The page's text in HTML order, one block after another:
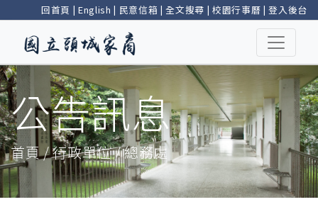
回首頁 | English | 民意信箱 |全文搜尋 | 校園行事曆 |登入後台
公告訊息
首頁 / 行政單位 / 總務處